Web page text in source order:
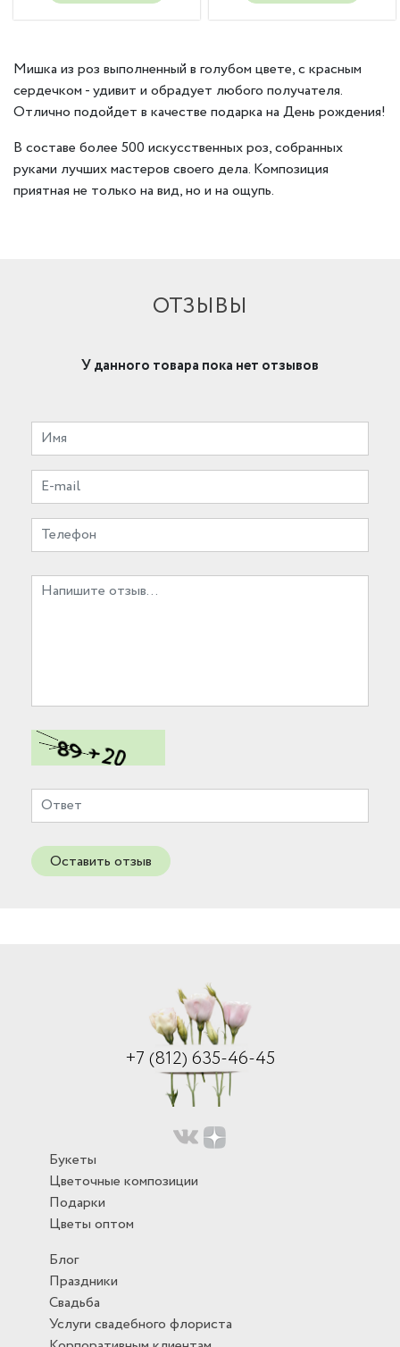
Мишка из роз выполненный в голубом цвете, с красным
сердечком - удивит и обрадует любого получателя.
Отлично подойдет в качестве подарка на День рождения!
В составе более 500 искусственных роз, собранных
руками лучших мастеров своего дела. Композиция
приятная не только на вид, но и на ощупь.
ОТЗЫВЫ
У данного товара пока нет отзывов
Оставить отзыв
+7 (812) 635-46-45
Букеты
Цветочные композиции
Подарки
Цветы оптом
Блог
Праздники
Свадьба
Услуги свадебного флориста